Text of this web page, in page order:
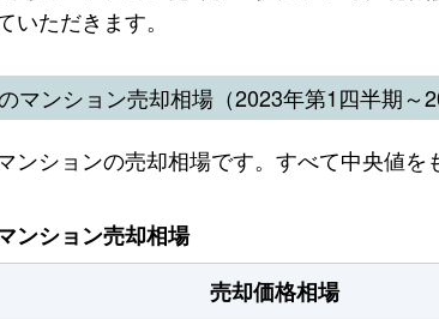
いただきます。
マンション売却相場（2023年第1四半期～
ンションの売却相場です。すべて中央値を
ンション売却相場
売却価格相場